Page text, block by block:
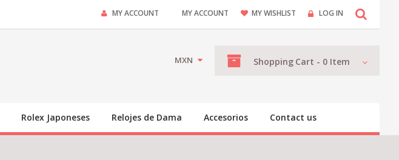
MY ACCOUNT MY ACCOUNT MY WISHLIST LOG IN
Shopping Cart - 0 Item
MXN
Rolex Japoneses Relojes de Dama Accesorios Contact us